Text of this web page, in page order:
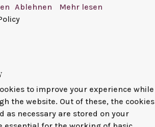
Ablehnen
Mehr lesen
to improve your experience while
the website. Out of these, the cookies
as necessary are stored on your